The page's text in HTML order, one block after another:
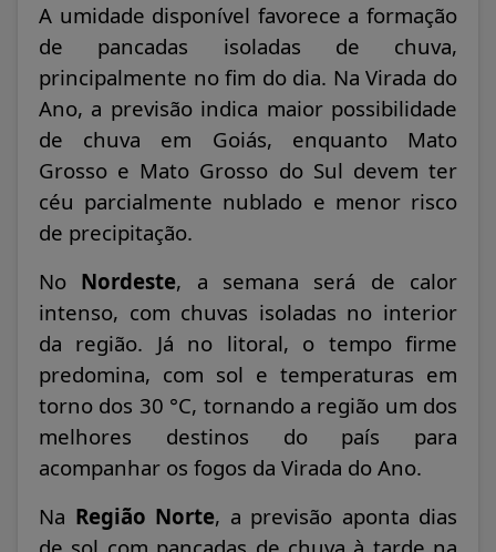
A umidade disponível favorece a formação
de pancadas isoladas de chuva,
principalmente no fim do dia. Na Virada do
Ano, a previsão indica maior possibilidade
de chuva em Goiás, enquanto Mato
Grosso e Mato Grosso do Sul devem ter
céu parcialmente nublado e menor risco
de precipitação.
No Nordeste, a semana será de calor
intenso, com chuvas isoladas no interior
da região. Já no litoral, o tempo firme
predomina, com sol e temperaturas em
torno dos 30 °C, tornando a região um dos
melhores destinos do país para
acompanhar os fogos da Virada do Ano.
Na Região Norte, a previsão aponta dias